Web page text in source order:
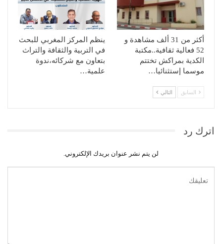
أكثر من 31 ألف مشاهدة و
52 فعالية ثقافية..مكتبة
الكدية بمراكش تختتم
موسما إستثنائيا…
ينظم المركز المغربي للبحث
في التربية والثقافة والتراث
بتعاون مع شركائه،ندوة
علمية…
السابق التالي
اترك رد
لن يتم نشر عنوان بريدك الإلكتروني.